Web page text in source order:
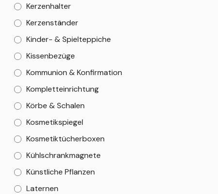
Kerzenhalter
Kerzenständer
Kinder- & Spielteppiche
Kissenbezüge
Kommunion & Konfirmation
Kompletteinrichtung
Körbe & Schalen
Kosmetikspiegel
Kosmetiktücherboxen
Kühlschrankmagnete
Künstliche Pflanzen
Laternen